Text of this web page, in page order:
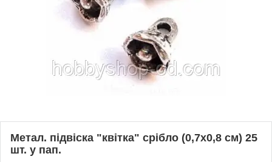
Метал. підвіска "квітка" срібло (0,7х0,8 см) 25
шт. у пап.